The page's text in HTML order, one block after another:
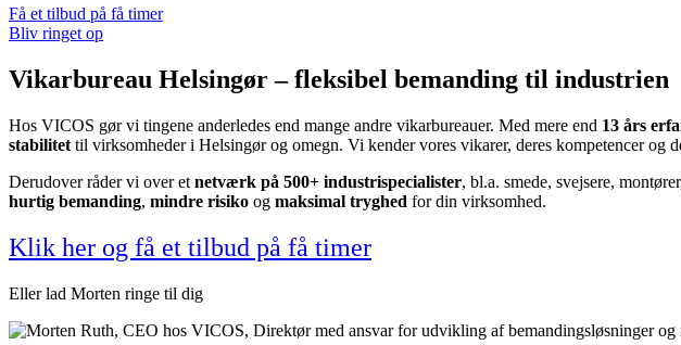
Få et tilbud på få timer
Bliv ringet op
Vikarbureau Helsingør – fleksibel bemanding til industrien
Hos VICOS gør vi tingene anderledes end mange andre vikarbureauer. Med mere end 13 års
stabilitet til virksomheder i Helsingør og omegn. Vi kender vores vikarer, deres kompetencer og
Derudover råder vi over et netværk på 500+ industrispecialister, bl.a. smede, svejsere,
hurtig bemanding, mindre risiko og maksimal tryghed for din virksomhed.
Klik her og få et tilbud på få timer
Eller lad Morten ringe til dig